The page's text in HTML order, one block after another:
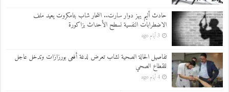
حادث أليم يهز دوار سارت.. انتحار شاب بتامكروت يعيد ملف
الاضطرابات النفسية لسطح الأحداث بزاكورة
3 أيام ago
تفاصيل الحالة الصحية لشاب تعرض لدغة أفعى بورزازات وتدخل عاجل
للقطاع الصحي
4 أيام ago